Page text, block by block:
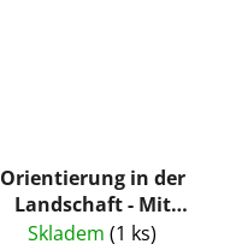
Orientierung in der
Landschaft - Mit
Karte, Kompass und
Skladem (1 ks)